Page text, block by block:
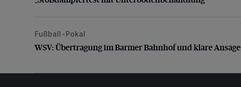
WSV: Übertragung im Barmer Bahnhof und klare Ansage
Fußball-Pokal
WSV: Übertragung im Barmer Bahnhof und klare Ansage